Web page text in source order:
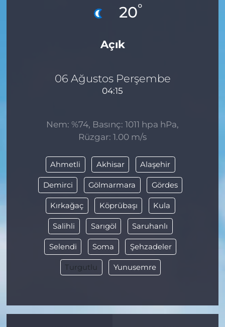
20°
Açık
06 Ağustos Perşembe
04:15
Nem: %74, Basınç: 1011 hpa hPa,
Rüzgar: 1.00 m/s
Ahmetli Akhisar Alaşehir
Demirci Gölmarmara Gördes
Kırkağaç Köprübaşı Kula
Salihli Sarıgöl Saruhanlı
Selendi Soma Şehzadeler
Turgutlu Yunusemre
Topluluk Kuralları